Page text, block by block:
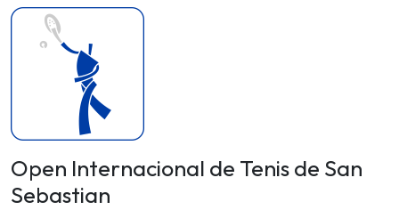
Open Internacional de Tenis de San
Sebastian